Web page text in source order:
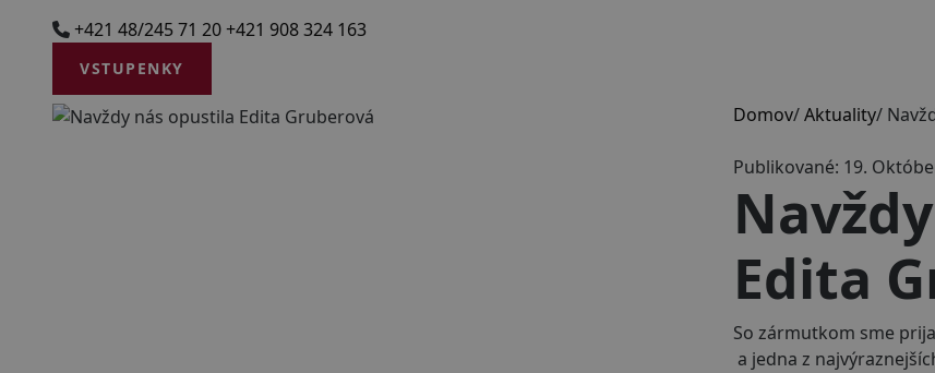
+421 48/245 71 20+421 908 324 163
VSTUPENKY
Domov/Aktuality/
Publikované: 19.
Edita
So zármutkom sme
a jedna z